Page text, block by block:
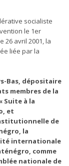
socialiste
le 1er
26 avril 2001, la
liée par la
Bas, dépositaire
membres de la
Suite à la
et
de
la
internationale
comme
nationale de